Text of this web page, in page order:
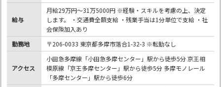
給与
月給29万円～31万5000円 ※経験・スキルを考慮の上、決定
します。 ・交通費全額支給 ・残業手当は1分単位で支給 ・社
会保険加入あり
勤務地
〒206-0033 東京都多摩市落合1-32-3 ※転勤なし
アクセス
小田急多摩線「小田急多摩センター」駅から徒歩5分 京王相
模原線「京王多摩センター」駅から徒歩5分 多摩モノレール
「多摩センター」駅から徒歩6分